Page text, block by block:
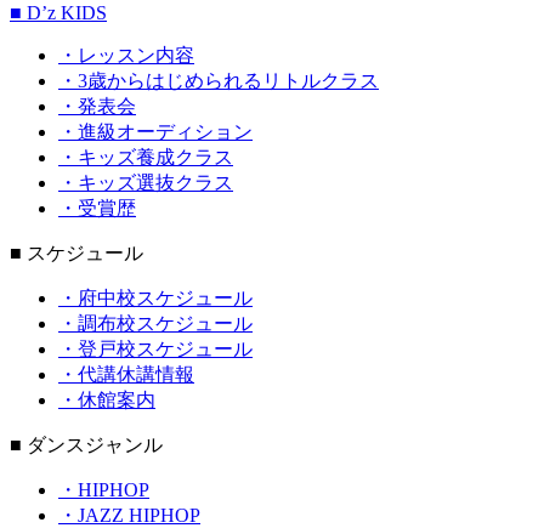
■ D’z KIDS
・レッスン内容
・3歳からはじめられるリトルクラス
・発表会
・進級オーディション
・キッズ養成クラス
・キッズ選抜クラス
・受賞歴
■ スケジュール
・府中校スケジュール
・調布校スケジュール
・登戸校スケジュール
・代講休講情報
・休館案内
■ ダンスジャンル
・HIPHOP
・JAZZ HIPHOP